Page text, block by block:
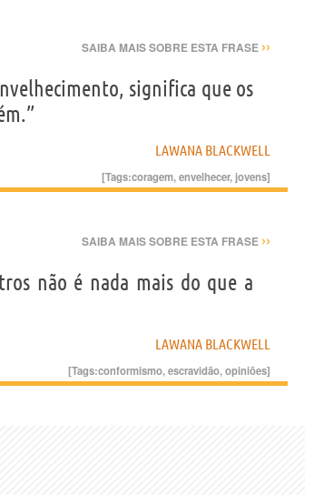
SAIBA MAIS SOBRE ESTA FRASE ››
significa que os
LAWANA BLACKWELL
[Tags:coragem,envelhecer, jovens]
SAIBA MAIS SOBRE ESTA FRASE ››
não é nada mais do que a
LAWANA BLACKWELL
[Tags:conformismo,escravidão,opiniões]